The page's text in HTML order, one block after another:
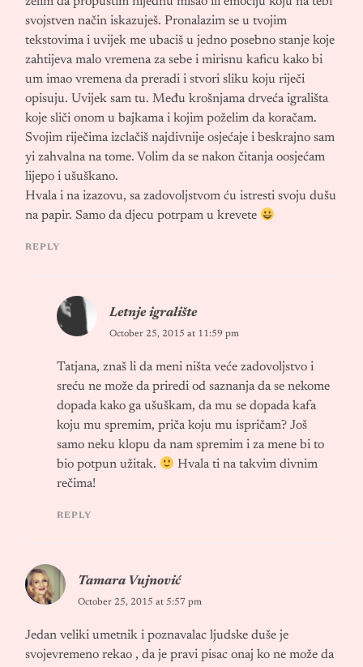
svojstven način iskazuješ. Pronalazim se u tvojim
tekstovima i uvijek me ubaciš u jedno posebno stanje koje
zahtijeva malo vremena za sebe i mirisnu kaficu kako bi
um imao vremena da preradi i stvori sliku koju riječi
opisuju. Uvijek sam tu. Među krošnjama drveća igrališta
koje sliči onom u bajkama i kojim poželim da koračam.
Svojim riječima izclačiš najdivnije osjećaje i beskrajno sam
yi zahvalna na tome. Volim da se nakon čitanja oosjećam
lijepo i ušuškano.
Hvala i na izazovu, sa zadovoljstvom ću istresti svoju dušu
na papir. Samo da djecu potrpam u krevete
REPLY
Letnje igralište
October 25, 2015 at 11:59 pm
Tatjana, znaš li da meni ništa veće zadovoljstvo i
sreću ne može da priredi od saznanja da se nekome
dopada kako ga ušuškam, da mu se dopada kafa
koju mu spremim, priča koju mu ispričam? Još
samo neku klopu da nam spremim i za mene bi to
bio potpun užitak.
Hvala ti na takvim divnim
rečima!
REPLY
Tamara Vujnović
October 25, 2015 at 5:57 pm
Jedan veliki umetnik i poznavalac ljudske duše je
svojevremeno rekao , da je pravi pisac onaj ko ne može da